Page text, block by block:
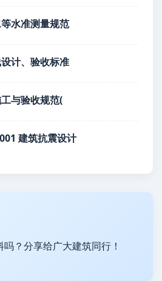
等水准测量规范
计、验收标准
与验收规范(
建筑抗震设计
？分享给广大建筑同行！